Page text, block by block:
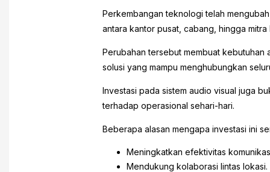
Perkembangan teknologi telah
antara kantor pusat, cabang, hingga
Perubahan tersebut membuat kebutuhan
solusi yang mampu menghubungkan
Investasi pada sistem audio visual juga
terhadap operasional sehari-hari.
Beberapa alasan mengapa investasi ini
Meningkatkan efektivitas
Mendukung kolaborasi lintas lokasi.